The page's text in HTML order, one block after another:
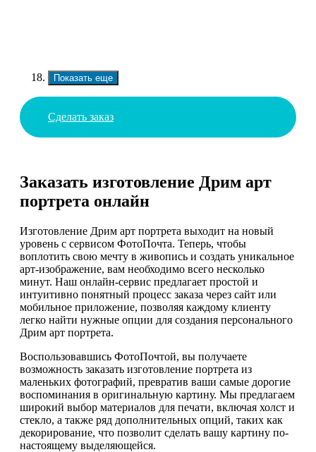
Показать еще
Сделать заказ
Заказать изготовление Дрим арт
портрета онлайн
Изготовление Дрим арт портрета выходит на новый
уровень с сервисом ФотоПочта. Теперь, чтобы
воплотить свою мечту в живопись и создать уникальное
арт-изображение, вам необходимо всего несколько
минут. Наш онлайн-сервис предлагает простой и
интуитивно понятный процесс заказа через сайт или
мобильное приложение, позволяя каждому клиенту
легко найти нужные опции для создания персонального
Дрим арт портрета.
Воспользовавшись ФотоПочтой, вы получаете
возможность заказать изготовление портрета из
маленьких фотографий, превратив ваши самые дорогие
воспоминания в оригинальную картину. Мы предлагаем
широкий выбор материалов для печати, включая холст и
стекло, а также ряд дополнительных опций, таких как
декорирование, что позволит сделать вашу картину по-
настоящему выделяющейся.